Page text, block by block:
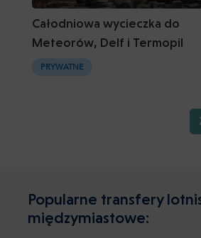
Całodniowa wycieczka do
Meteorów, Delf i Termopil
PRYWATNE
Popularne transfery
międzymiastowe: